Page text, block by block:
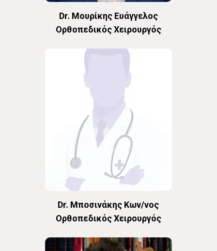
Dr. Μουρίκης Ευάγγελος
Oρθοπεδικός Χειρουργός
Dr. Μποσινάκης Κων/νος
Oρθοπεδικός Χειρουργός